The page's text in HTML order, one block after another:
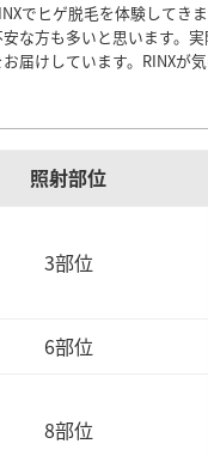
でヒゲ脱毛を体験してき
な方も多いと思います。
お届けしています。RINXが
照射部位
3部位
6部位
8部位